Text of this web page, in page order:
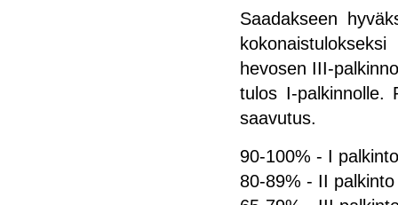
Saadakseen
hevosen III-
tulos I-palkinnolle.
saavutus.
90-100% - I palkinto
80-89% - II palkinto